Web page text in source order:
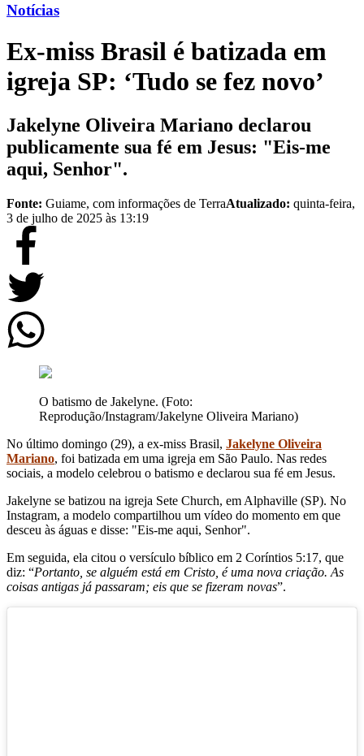
Notícias
Ex-miss Brasil é batizada em
igreja SP: ‘Tudo se fez novo’
Jakelyne Oliveira Mariano declarou
publicamente sua fé em Jesus: "Eis-me
aqui, Senhor".
Fonte: Guiame, com informações de TerraAtualizado: quinta-feira,
3 de julho de 2025 às 13:19
O batismo de Jakelyne. (Foto:
Reprodução/Instagram/Jakelyne Oliveira Mariano)
No último domingo (29), a ex-miss Brasil, Jakelyne Oliveira
Mariano, foi batizada em uma igreja em São Paulo. Nas redes
sociais, a modelo celebrou o batismo e declarou sua fé em Jesus.
Jakelyne se batizou na igreja Sete Church, em Alphaville (SP). No
Instagram, a modelo compartilhou um vídeo do momento em que
desceu às águas e disse: "Eis-me aqui, Senhor".
Em seguida, ela citou o versículo bíblico em 2 Coríntios 5:17, que
diz: “Portanto, se alguém está em Cristo, é uma nova criação. As
coisas antigas já passaram; eis que se fizeram novas”.